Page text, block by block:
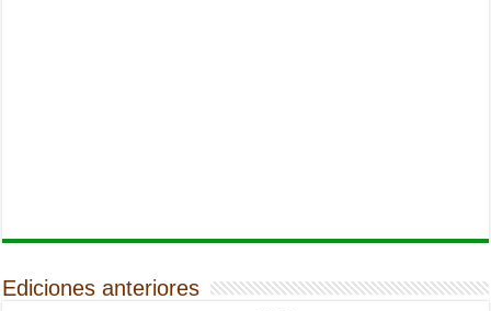
Ediciones anteriores